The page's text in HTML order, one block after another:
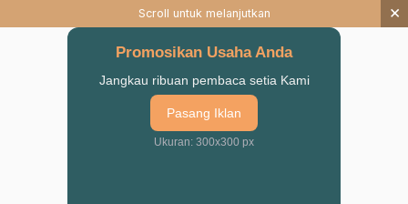
Scroll untuk melanjutkan ×
Promosikan Usaha Anda
Jangkau ribuan pembaca setia Kami
Pasang Iklan
Ukuran: 300x300 px